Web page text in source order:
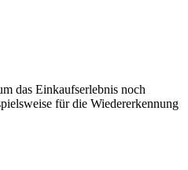
das Einkaufserlebnis noch
für die Wiedererkennung